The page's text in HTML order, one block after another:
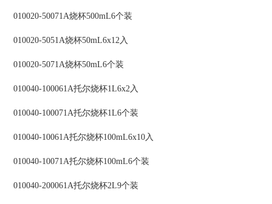
010020-50071A烧杯500mL6个装
010020-5051A烧杯50mL6x12入
010020-5071A烧杯50mL6个装
010040-100061A托尔烧杯1L6x2入
010040-100071A托尔烧杯1L6个装
010040-10061A托尔烧杯100mL6x10入
010040-10071A托尔烧杯100mL6个装
010040-200061A托尔烧杯2L9个装